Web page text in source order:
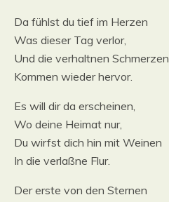
Da fühlst du tief im Herzen
Was dieser Tag verlor,
Und die verhaltnen Schmerzen
Kommen wieder hervor.
Es will dir da erscheinen,
Wo deine Heimat nur,
Du wirfst dich hin mit Weinen
In die verlaßne Flur.
Der erste von den Sternen